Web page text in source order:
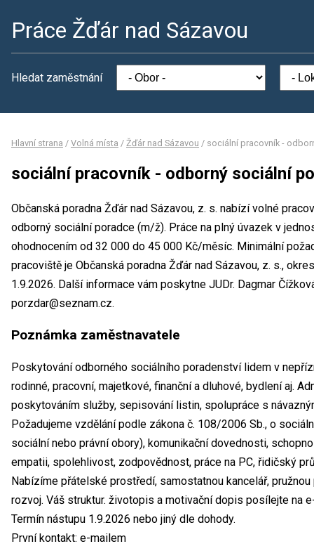
Práce Žďár nad Sázavou
Hledat zaměstnání
Hlavní strana / Volná místa / Žďár nad Sázavou / sociální pracovník -
sociální pracovník - odborný sociální
Občanská poradna Žďár nad Sázavou, z. s. nabízí volné
odborný sociální poradce (m/ž). Práce na plný úvazek v
ohodnocením od 32 000 do 45 000 Kč/měsíc. Minimální
pracoviště je Občanská poradna Žďár nad Sázavou, z. s.,
1.9.2026. Další informace vám poskytne JUDr. Dagmar
porzdar@seznam.cz.
Poznámka zaměstnavatele
Poskytování odborného sociálního poradenství lidem v
rodinné, pracovní, majetkové, finanční a dluhové, bydlení aj.
poskytováním služby, sepisování listin, spolupráce s
Požadujeme vzdělání podle zákona č. 108/2006 Sb., o
sociální nebo právní obory), komunikační dovednosti,
empatii, spolehlivost, zodpovědnost, práce na PC, řidičský
Nabízíme přátelské prostředí, samostatnou kancelář,
rozvoj. Váš struktur. životopis a motivační dopis posílejte na
Termín nástupu 1.9.2026 nebo jiný dle dohody.
První kontakt: e-mailem